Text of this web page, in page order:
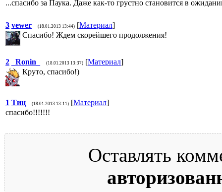
...спасибо за Паука. Даже как-то грустно становится в
3 vewer (18.01.2013 13:44) [Материал]
Спасибо! Ждем скорейшего продолжения!
2 _Ronin_ (18.01.2013 13:37) [Материал]
Круто, спасибо!)
1 Тиц (18.01.2013 13:11) [Материал]
спасибо!!!!!!!
Оставлять